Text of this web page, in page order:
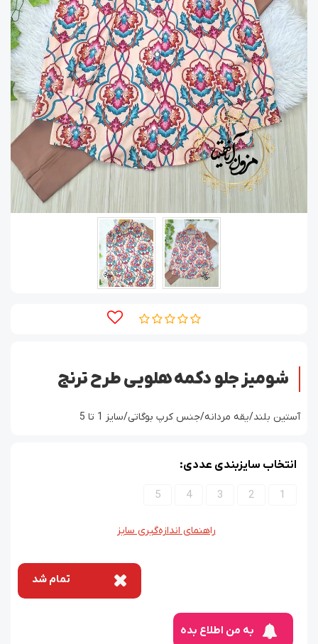
شومیز جلو دکمه هلویی طرح ترنج
آستین بلند/یقه مردانه/جنس کرپ بوگاتی/سایز 1 تا 5
انتخاب سایزبندی عددی:
1
2
3
4
5
راهنمای اندازه‌گیری سایز
تمام شد
به من اطلاع بده